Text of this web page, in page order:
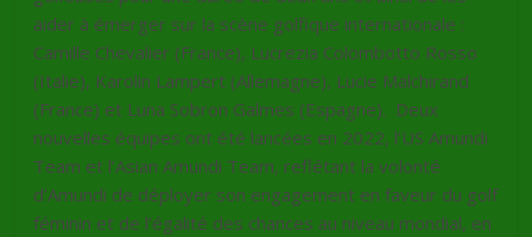
aider à émerger sur la scène golfique internationale :
Camille Chevalier (France), Lucrezia Colombotto Rosso
(Italie), Karolin Lampert (Allemagne), Lucie Malchirand
(France) et Luna Sobron Galmes (Espagne). Deux
nouvelles équipes ont été lancées en 2022, l’US Amundi
Team et l’Asian Amundi Team, reflétant la volonté
d’Amundi de déployer son engagement en faveur du golf
féminin et de l’égalité des chances au niveau mondial, en